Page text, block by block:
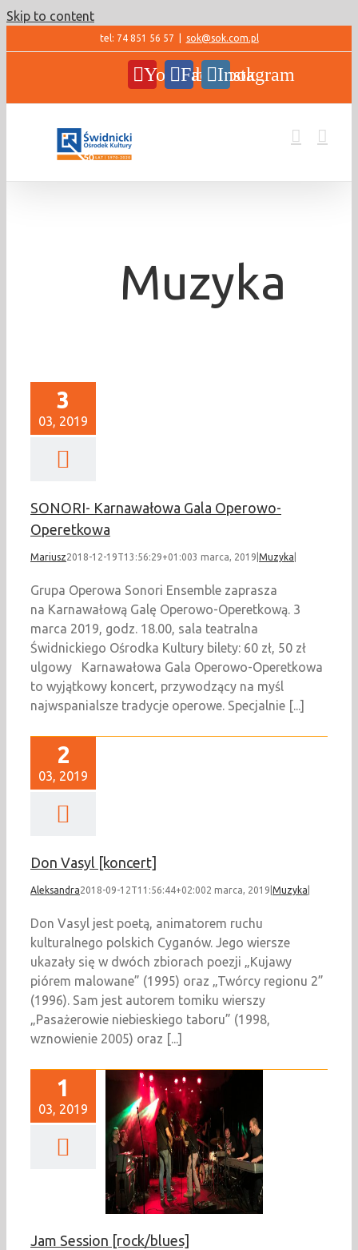
Skip to content
tel: 74 851 56 57 sok@sok.com.pl
YouTubeFacebookInstagram
Muzyka
3
03, 2019
SONORI- Karnawałowa Gala Operowo-
Operetkowa
Mariusz2018-12-19T13:56:29+01:003 marca, 2019 Muzyka
Grupa Operowa Sonori Ensemble zaprasza
na Karnawałową Galę Operowo-Operetkową. 3
marca 2019, godz. 18.00, sala teatralna
Świdnickiego Ośrodka Kultury bilety: 60 zł, 50 zł
ulgowy Karnawałowa Gala Operowo-Operetkowa
to wyjątkowy koncert, przywodzący na myśl
najwspanialsze tradycje operowe. Specjalnie [...]
2
03, 2019
Don Vasyl [koncert]
Aleksandra2018-09-12T11:56:44+02:002 marca, 2019 Muzyka
Don Vasyl jest poetą, animatorem ruchu
kulturalnego polskich Cyganów. Jego wiersze
ukazały się w dwóch zbiorach poezji „Kujawy
piórem malowane” (1995) oraz „Twórcy regionu 2”
(1996). Sam jest autorem tomiku wierszy
„Pasażerowie niebieskiego taboru” (1998,
wznowienie 2005) oraz [...]
1
03, 2019
Jam Session [rock/blues]